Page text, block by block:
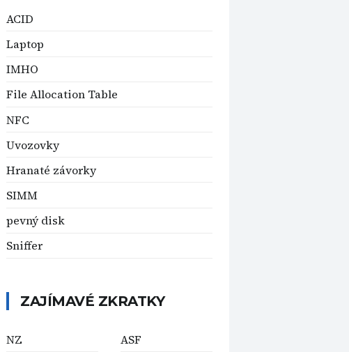
ACID
Laptop
IMHO
File Allocation Table
NFC
Uvozovky
Hranaté závorky
SIMM
pevný disk
Sniffer
ZAJÍMAVÉ ZKRATKY
NZ
ASF